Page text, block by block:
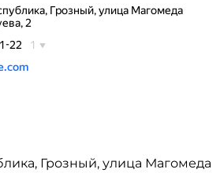
Грозный, улица Магомеда